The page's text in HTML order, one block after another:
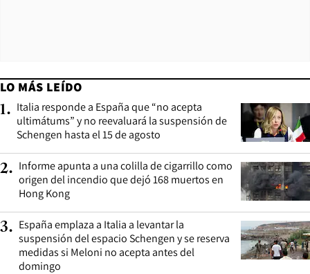
LO MÁS LEÍDO
1. Italia responde a España que “no acepta
ultimátums” y no reevaluará la suspensión de
Schengen hasta el 15 de agosto
2. Informe apunta a una colilla de cigarrillo como
origen del incendio que dejó 168 muertos en
Hong Kong
3. España emplaza a Italia a levantar la
suspensión del espacio Schengen y se reserva
medidas si Meloni no acepta antes del
domingo